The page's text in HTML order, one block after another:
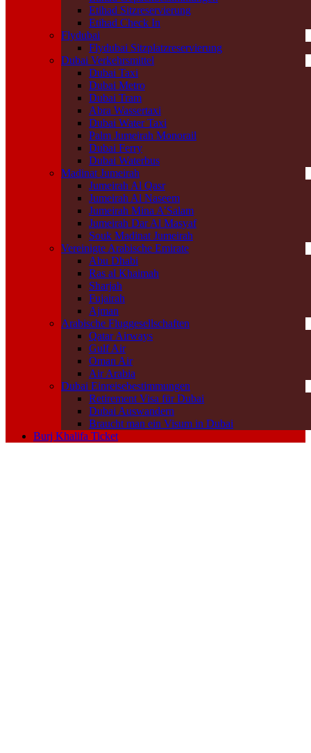
Etihad Sitzreservierung
Etihad Check In
Flydubai
Flydubai Sitzplatzreservierung
Dubai Verkehrsmittel
Dubai Taxi
Dubai Metro
Dubai Tram
Abra Wassertaxi
Dubai Water Taxi
Palm Jumeirah Monorail
Dubai Ferry
Dubai Waterbus
Madinat Jumeirah
Jumeirah Al Qasr
Jumeirah Al Naseem
Jumeirah Mina A’Salam
Jumeirah Dar Al Masyaf
Souk Madinat Jumeirah
Vereinigte Arabische Emirate
Abu Dhabi
Ras al Khaimah
Sharjah
Fujairah
Ajman
Arabische Fluggesellschaften
Qatar Airways
Gulf Air
Oman Air
Air Arabia
Dubai Einreisebestimmungen
Retirement Visa für Dubai
Dubai Auswandern
Braucht man ein Visum in Dubai
Burj Khalifa Ticket